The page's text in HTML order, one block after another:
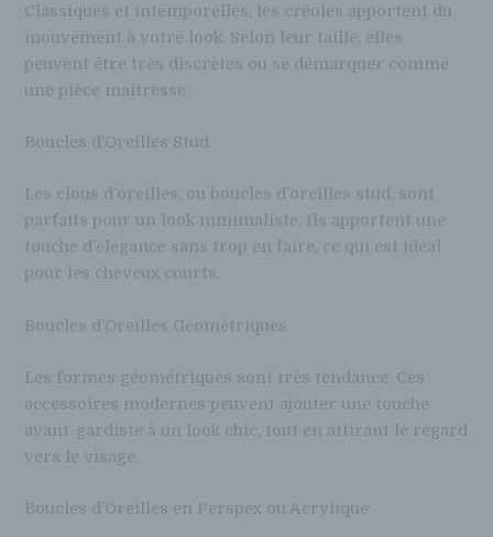
Classiques et intemporelles, les créoles apportent du
mouvement à votre look. Selon leur taille, elles
peuvent être très discrètes ou se démarquer comme
une pièce maîtresse.
Boucles d’Oreilles Stud
Les clous d’oreilles, ou boucles d’oreilles stud, sont
parfaits pour un look minimaliste. Ils apportent une
touche d’élégance sans trop en faire, ce qui est idéal
pour les cheveux courts.
Boucles d’Oreilles Géométriques
Les formes géométriques sont très tendance. Ces
accessoires modernes peuvent ajouter une touche
avant-gardiste à un look chic, tout en attirant le regard
vers le visage.
Boucles d’Oreilles en Perspex ou Acrylique